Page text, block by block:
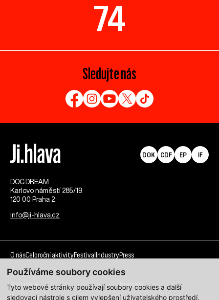
Používáme soubory cookies
Tyto webové stránky používají soubory cookies a další
sledovací nástroje s cílem vylepšení uživatelského prostředí,
74
Sledujte nás
DOC.DREAM​
Karlovo náměstí 285/19
120 00 Praha 2
info@ji-hlava.cz
DOK CDF EP IF
O násCeloroční aktivityFestival IndustryPress
Kdo jsme
Kontakt
Partnerství
Pracovní příležitosti